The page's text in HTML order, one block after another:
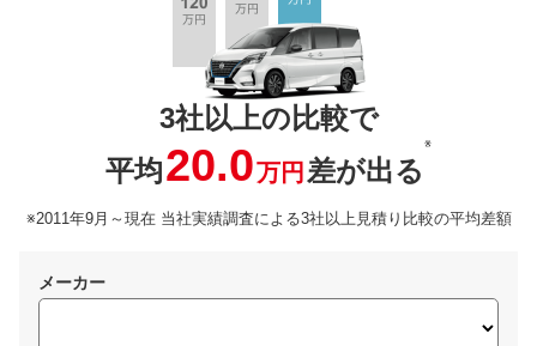
3社以上の比較で
平均20.0万円 差が出る
※
※2011年9月～現在 当社実績調査による3社以上見積り比較の平均差額
メーカー